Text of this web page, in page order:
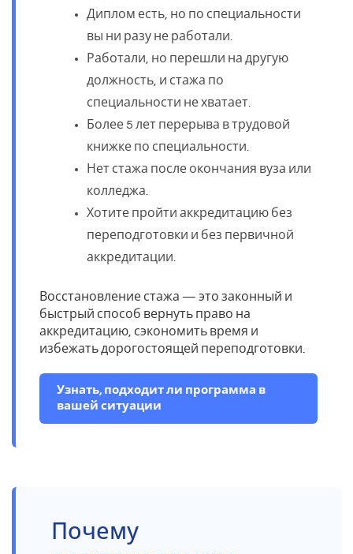
Диплом есть, но по специальности
вы ни разу не работали.
Работали, но перешли на другую
должность, и стажа по
специальности не хватает.
Более 5 лет перерыва в трудовой
книжке по специальности.
Нет стажа после окончания вуза или
колледжа.
Хотите пройти аккредитацию без
переподготовки и без первичной
аккредитации.
Восстановление стажа — это законный и
быстрый способ вернуть право на
аккредитацию, сэкономить время и
избежать дорогостоящей переподготовки.
Узнать, подходит ли программа в
вашей ситуации
Почему